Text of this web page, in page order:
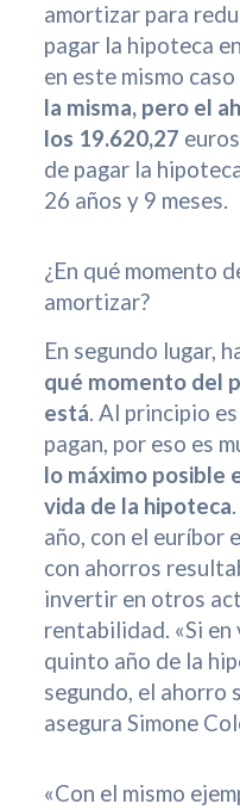
amortizar para
pagar la hipoteca
en este mismo caso
la misma, pero el
los 19.620,27
de pagar la
26 años y 9 meses.
¿En qué momento
amortizar?
En segundo lugar,
qué momento del
está. Al principio
pagan, por eso es
lo máximo posible
vida de la hipoteca
año, con el euríbor
con ahorros
invertir en otros
rentabilidad. «Si
quinto año de la
segundo, el ahorro
asegura Simone
«Con el mismo